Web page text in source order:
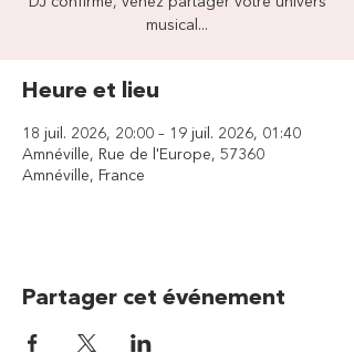
musical...
Heure et lieu
18 juil. 2026, 20:00 – 19 juil. 2026, 01:40
Amnéville, Rue de l'Europe, 57360
Amnéville, France
Partager cet événement